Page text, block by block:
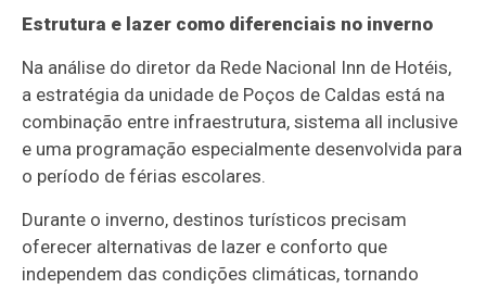
Estrutura e lazer como diferenciais no inverno
Na análise do diretor da Rede Nacional Inn de Hotéis,
a estratégia da unidade de Poços de Caldas está na
combinação entre infraestrutura, sistema all inclusive
e uma programação especialmente desenvolvida para
o período de férias escolares.
Durante o inverno, destinos turísticos precisam
oferecer alternativas de lazer e conforto que
independem das condições climáticas, tornando